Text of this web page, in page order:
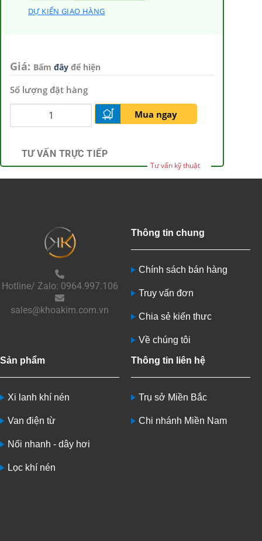
DỰ KIẾN GIAO HÀNG
Giá: Bấm đây để hiện
Số lượng đặt hàng
Mua ngay
TƯ VẤN TRỰC TIẾP
Tư vấn kỹ thuật
Hotline/ Zalo: 0964.997.106
sales@khoakim.com.vn
Thông tin chung
Chính sách bán hàng
Truy vấn đơn
Chia sẻ kiến thưc
Về chúng tôi
Sản phẩm
Xi lanh khí nén
Van điện từ
Nối nhanh - dây hơi
Lọc khí nén
Thông tin liên hệ
Trụ sở Miền Bắc
Chi nhánh Miền Nam